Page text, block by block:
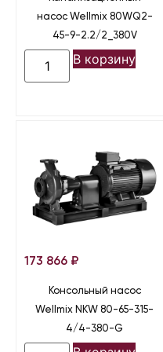
насос Wellmix 80WQ2-
45-9-2.2/2_380V
В корзину
173 866 ₽
Консольный насос
Wellmix NKW 80-65-315-
4/4-380-G